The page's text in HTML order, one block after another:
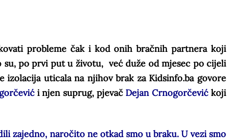
probleme čak i kod onih bračnih partnera koji
su, po prvi put u životu, već duže od mjesec po cijeli
uticala na njihov brak za Kidsinfo.ba govore
i njen suprug, pjevač Dejan Crnogorčevićkoji
zajedno, naročito ne otkad smo u braku. U vezi smo